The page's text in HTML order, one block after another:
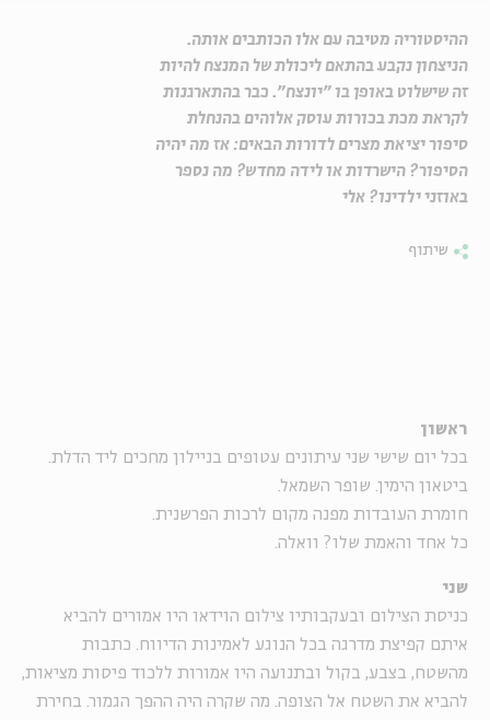
ההיסטוריה מטיבה עם אלו הכותבים אותה.
הניצחון נקבע בהתאם ליכולת של המנצח להיות
זה שישלוט באופן בו "יונצח". כבר בהתארגנות
לקראת מכת בכורות עוסק אלוהים בהנחלת
סיפור יציאת מצרים לדורות הבאים: אז מה יהיה
הסיפור? הישרדות או לידה מחדש? מה נספר
באוזני ילדינו? אלי
שיתוף
ראשון
בכל יום שישי שני עיתונים עטופים בניילון מחכים ליד הדלת.
ביטאון הימין. שופר השמאל.
חומרת העובדות מפנה מקום לרכות הפרשנית.
כל אחד והאמת שלו? וואלה.
שני
כניסת הצילום ובעקבותיו צילום הוידאו היו אמורים להביא
איתם קפיצת מדרגה בכל הנוגע לאמינות הדיווח. כתבות
מהשטח, בצבע, בקול ובתנועה היו אמורות ללכוד פיסות מציאות,
להביא את השטח אל הצופה. מה שקרה היה ההפך הגמור. בחירת